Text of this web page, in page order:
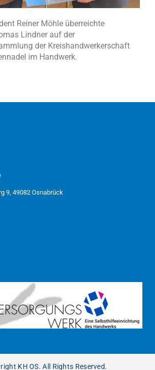
Reiner Möhle überreichte
Lindner auf der
der Kreishandwerkerschaft
im Handwerk.
9, 49082 Osnabrück
KH OS. All Rights Reserved.